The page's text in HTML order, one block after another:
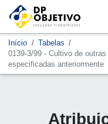
Início
Tabelas
0139-3/99 - Cultivo de
especificadas anteriormente